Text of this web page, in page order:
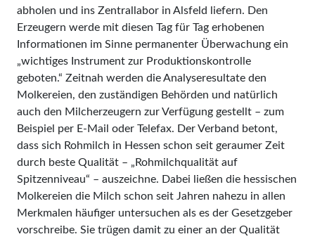
abholen und ins Zentrallabor in Alsfeld liefern. Den
Erzeugern werde mit diesen Tag für Tag erhobenen
Informationen im Sinne permanen­ter Überwachung ein
„wichtiges Instrument zur Produktionskon­trolle
geboten.“ Zeitnah werden die Analyseresultate den
Molkereien, den zuständigen Behörden und natürlich
auch den Milcherzeugern zur Verfügung gestellt – zum
Beispiel per E-Mail oder Telefax. Der Verband betont,
dass sich Rohmilch in Hessen schon seit geraumer Zeit
durch beste Qualität – „Rohmilchqualität auf
Spitzenniveau“ – auszeichne. Dabei ließen die hessischen
Molkereien die Milch schon seit Jahren nahezu in allen
Merkmalen häufiger untersuchen als es der Gesetzgeber
vorschreibe. Sie trügen damit zu einer an der Qualität